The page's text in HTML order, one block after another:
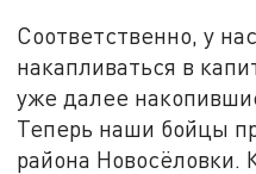
Соответственно, у
накапливаться в
уже далее
Теперь наши бойцы
района Новосёловки.